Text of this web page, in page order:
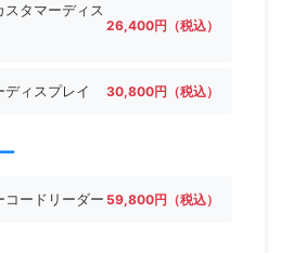
タマーディス
26,400円（税込）
ディスプレイ 30,800円（税込）
コードリーダー 59,800円（税込）